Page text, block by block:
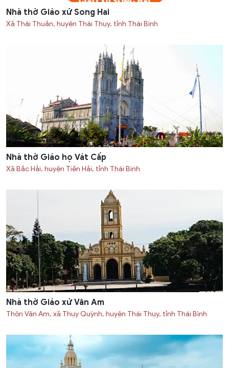
Nhà thờ Giáo xứ Song Hai
Xã Thái Thuần, huyện Thái Thụy, tỉnh Thái Bình
Nhà thờ Giáo họ Vát Cấp
Xã Bắc Hải, huyện Tiền Hải, tỉnh Thái Bình
Nhà thờ Giáo xứ Vân Am
Thôn Vân Am, xã Thụy Quỳnh, huyện Thái Thụy, tỉnh Thái Bình